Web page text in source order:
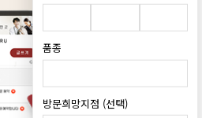
품종
방문희망지점 (선택)